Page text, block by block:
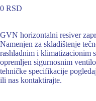
0 RSD
GVN horizontalni resiver
Namenjen za skladištenje
rashladnim i klimatizacionim
opremljen sigurnosnim
tehničke specifikacije
ili nas kontaktirajte.